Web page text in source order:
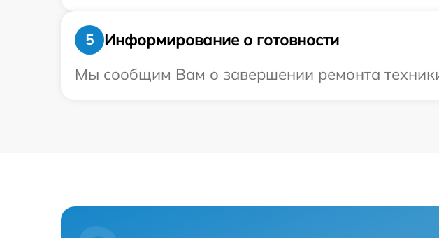
5
Информирование о готовности
Мы сообщим Вам о завершении ремонта